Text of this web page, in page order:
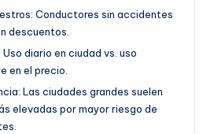
Conductores sin accidentes
descuentos.
diario en ciudad vs. uso
en el precio.
Las ciudades grandes suelen
elevadas por mayor riesgo de